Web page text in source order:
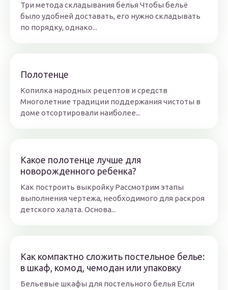
Три метода складывания белья Чтобы бельё
было удобней доставать, его нужно складывать
по порядку, однако...
Полотенце
Копилка народных рецептов и средств
Многолетние традиции поддержания чистоты в
доме отсортировали наиболее...
Какое полотенце лучше для
новорожденного ребенка?
Как построить выкройку Рассмотрим этапы
выполнения чертежа, необходимого для раскроя
детского халата. Основа...
Как компактно сложить постельное белье:
в шкаф, комод, чемодан или упаковку
Бельевые шкафы для постельного белья Если